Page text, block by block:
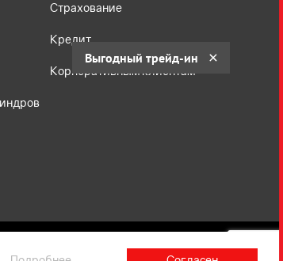
Страхование
Кредит
Корпоративным клиентам
Выгодный трейд-ин